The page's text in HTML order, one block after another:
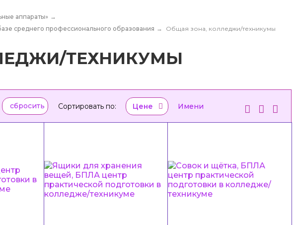
аппараты» →
среднего профессионального образования → Общая зона, колледжи/техникумы
ТЕХНИКУМЫ
Сортировать по: Цене Имени